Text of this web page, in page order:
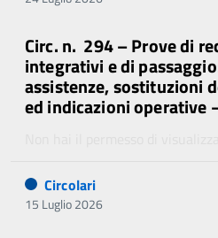
Circ. n. 294 – Prove di
integrativi e di
assistenze, sostituzioni
ed indicazioni operative
Circolari
15 Luglio 2026